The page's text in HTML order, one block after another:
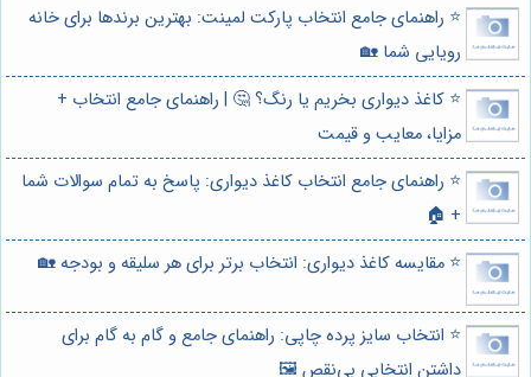
⭐️ راهنمای جامع انتخاب پارکت لمینت: بهترین برندها برای خانه
رویایی شما 🏡
⭐️ کاغذ دیواری بخریم یا رنگ؟ 🤔 | راهنمای جامع انتخاب +
مزایا، معایب و قیمت
⭐️ راهنمای جامع انتخاب کاغذ دیواری: پاسخ به تمام سوالات شما
+ 🏠
⭐️ مقایسه کاغذ دیواری: انتخاب برتر برای هر سلیقه و بودجه 🏡
⭐️ انتخاب سایز پرده چاپی: راهنمای جامع و گام به گام برای
داشتن انتخابی بی‌نقص 🖼️